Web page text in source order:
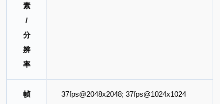
素
/
分
辨
率
帧
37fps@2048x2048; 37fps@1024x1024